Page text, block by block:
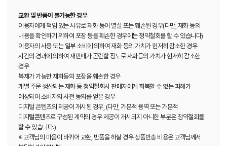
교환 및 반품이 불가능한 경우
이용자에게 책임 있는 사유로 재화 등이 멸실 또는 훼손된 경우(다만, 재화 등의
내용을 확인하기 위하여 포장 등을 훼손한 경우에는 청약철회를 할 수 있습니다)
이용자의 사용 또는 일부 소비에 의하여 재화 등의 가치가 현저히 감소한 경우
시간의 경과에 의하여 재판매가 곤란할 정도로 재화등의 가치가 현저히 감소한
경우
복제가 가능한 재화등의 포장을 훼손한 경우
개별 주문 생산되는 재화 등 청약철회시 판매자에게 회복할 수 없는 피해가
예상되어 소비자의 사전 동의를 얻은 경우
디지털 콘텐츠의 제공이 개시된 경우, (다만, 가분적 용역 또는 가분적
디지털콘텐츠로 구성된 계약의 경우 제공이 개시되지 아니한 부분은 청약철회를
할 수 있습니다.)
※ 고객님의 마음이 바뀌어 교환, 반품을 하실 경우 상품반송 비용은 고객님께서